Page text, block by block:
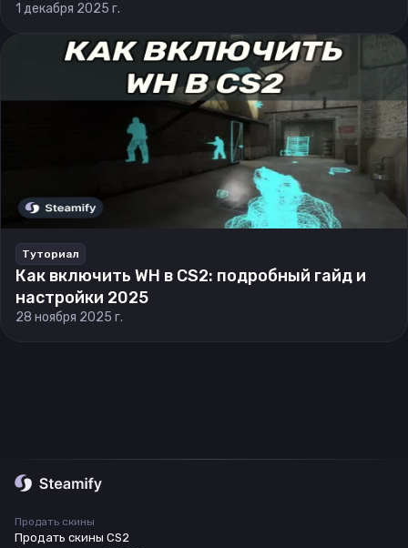
1 декабря 2025 г.
Туториал
Как включить WH в CS2: подробный гайд и
настройки 2025
28 ноября 2025 г.
Продать скины
Продать скины CS2